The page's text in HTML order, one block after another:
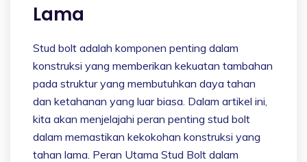
Lama
Stud bolt adalah komponen penting dalam
konstruksi yang memberikan kekuatan tambahan
pada struktur yang membutuhkan daya tahan
dan ketahanan yang luar biasa. Dalam artikel ini,
kita akan menjelajahi peran penting stud bolt
dalam memastikan kekokohan konstruksi yang
tahan lama. Peran Utama Stud Bolt dalam